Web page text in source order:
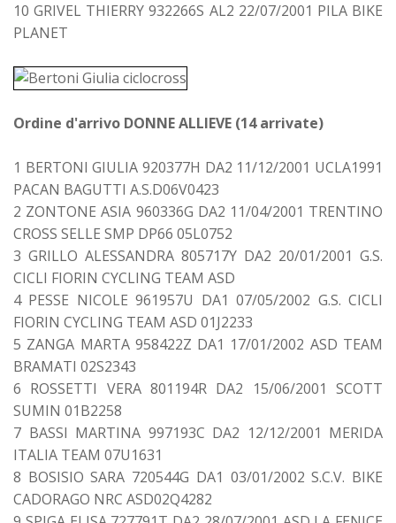
10 GRIVEL THIERRY 932266S AL2 22/07/2001 PILA BIKE
PLANET
Ordine d'arrivo DONNE ALLIEVE (14 arrivate)
1 BERTONI GIULIA 920377H DA2 11/12/2001 UCLA1991
PACAN BAGUTTI A.S.D06V0423
2 ZONTONE ASIA 960336G DA2 11/04/2001 TRENTINO
CROSS SELLE SMP DP66 05L0752
3 GRILLO ALESSANDRA 805717Y DA2 20/01/2001 G.S.
CICLI FIORIN CYCLING TEAM ASD
4 PESSE NICOLE 961957U DA1 07/05/2002 G.S. CICLI
FIORIN CYCLING TEAM ASD 01J2233
5 ZANGA MARTA 958422Z DA1 17/01/2002 ASD TEAM
BRAMATI 02S2343
6 ROSSETTI VERA 801194R DA2 15/06/2001 SCOTT
SUMIN 01B2258
7 BASSI MARTINA 997193C DA2 12/12/2001 MERIDA
ITALIA TEAM 07U1631
8 BOSISIO SARA 720544G DA1 03/01/2002 S.C.V. BIKE
CADORAGO NRC ASD02Q4282